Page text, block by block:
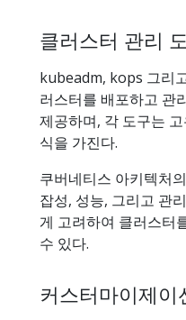
클러스터 관리
kubeadm, kops 그리
러스터를 배포하고 관
제공하며, 각 도구는
식을 가진다.
쿠버네티스 아키텍처
잡성, 성능, 그리고 관
게 고려하여 클러스터
수 있다.
커스터마이제이